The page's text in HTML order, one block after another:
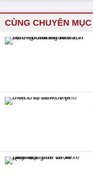
CÙNG CHUYÊN MỤC